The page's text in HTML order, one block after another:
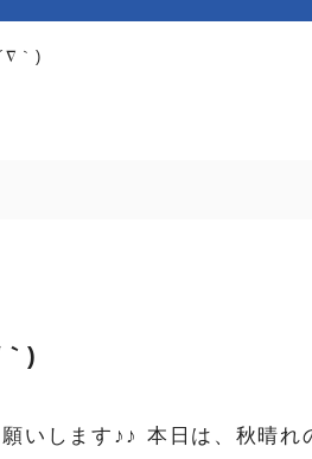
｀)
)
いします♪♪ 本日は、秋晴れ